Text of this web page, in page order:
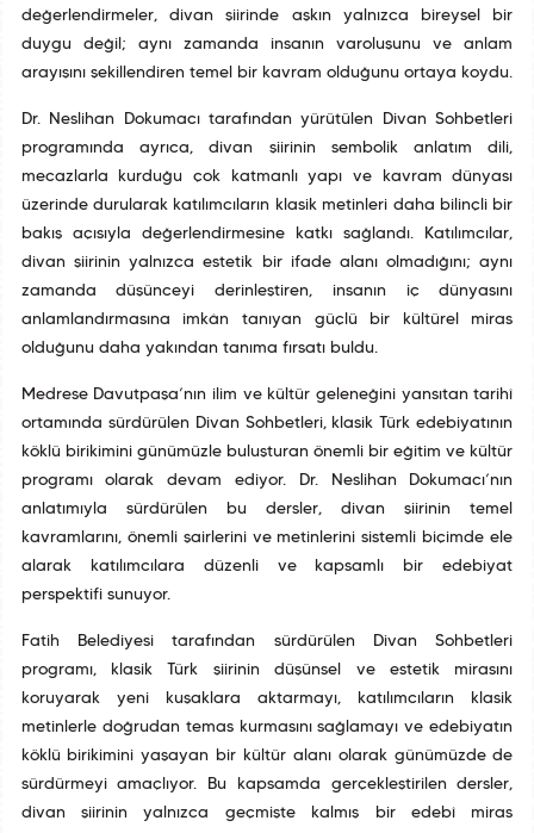
değerlendirmeler, divan şiirinde aşkın yalnızca bireysel bir
duygu değil; aynı zamanda insanın varoluşunu ve anlam
arayışını şekillendiren temel bir kavram olduğunu ortaya koydu.
Dr. Neslihan Dokumacı tarafından yürütülen Divan Sohbetleri
programında ayrıca, divan şiirinin sembolik anlatım dili,
mecazlarla kurduğu çok katmanlı yapı ve kavram dünyası
üzerinde durularak katılımcıların klasik metinleri daha bilinçli bir
bakış açısıyla değerlendirmesine katkı sağlandı. Katılımcılar,
divan şiirinin yalnızca estetik bir ifade alanı olmadığını; aynı
zamanda düşünceyi derinleştiren, insanın iç dünyasını
anlamlandırmasına imkân tanıyan güçlü bir kültürel miras
olduğunu daha yakından tanıma fırsatı buldu.
Medrese Davutpaşa’nın ilim ve kültür geleneğini yansıtan tarihî
ortamında sürdürülen Divan Sohbetleri, klasik Türk edebiyatının
köklü birikimini günümüzle buluşturan önemli bir eğitim ve kültür
programı olarak devam ediyor. Dr. Neslihan Dokumacı’nın
anlatımıyla sürdürülen bu dersler, divan şiirinin temel
kavramlarını, önemli şairlerini ve metinlerini sistemli biçimde ele
alarak katılımcılara düzenli ve kapsamlı bir edebiyat
perspektifi sunuyor.
Fatih Belediyesi tarafından sürdürülen Divan Sohbetleri
programı, klasik Türk şiirinin düşünsel ve estetik mirasını
koruyarak yeni kuşaklara aktarmayı, katılımcıların klasik
metinlerle doğrudan temas kurmasını sağlamayı ve edebiyatın
köklü birikimini yaşayan bir kültür alanı olarak günümüzde de
sürdürmeyi amaçlıyor. Bu kapsamda gerçekleştirilen dersler,
divan şiirinin yalnızca geçmişte kalmış bir edebî miras